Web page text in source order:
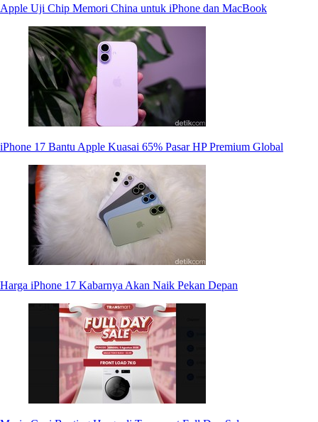
Apple Uji Chip Memori China untuk iPhone dan MacBook
iPhone 17 Bantu Apple Kuasai 65% Pasar HP Premium Global
Harga iPhone 17 Kabarnya Akan Naik Pekan Depan